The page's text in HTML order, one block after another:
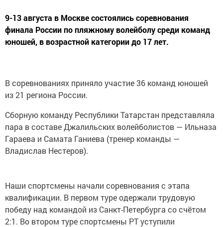
9-13 августа в Москве состоялись соревнования
финала России по пляжному волейболу среди команд
юношей, в возрастной категории до 17 лет.
В соревнованиях приняло участие 36 команд юношей
из 21 региона России.
Сборную команду Республики Татарстан представляла
пара в составе Джалильских волейболистов — Ильназа
Гараева и Самата Ганиева (тренер команды —
Владислав Нестеров).
Наши спортсмены начали соревнования с этапа
квалификации. В первом туре одержали трудовую
победу над командой из Санкт-Петербурга со счётом
2:1. Во втором туре спортсмены РТ уступили